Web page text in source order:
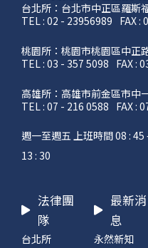
台北所：台北市中正區羅斯
TEL : 02 - 23956989 FAX :
桃園所：桃園市桃園區中正
TEL : 03 - 357 5098 FAX :
高雄所：高雄市前金區市中
TEL : 07 - 216 0588 FAX :
週一至週五 上班時間 08 : 45
13 : 30
法律團
隊
台北所
最新消
息
永然新知